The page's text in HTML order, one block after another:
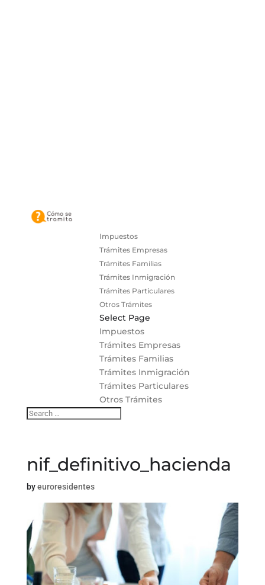
Impuestos
Trámites Empresas
Trámites Familias
Trámites Inmigración
Trámites Particulares
Otros Trámites
Select Page
Impuestos
Trámites Empresas
Trámites Familias
Trámites Inmigración
Trámites Particulares
Otros Trámites
nif_definitivo_hacienda
byeuroresidentes